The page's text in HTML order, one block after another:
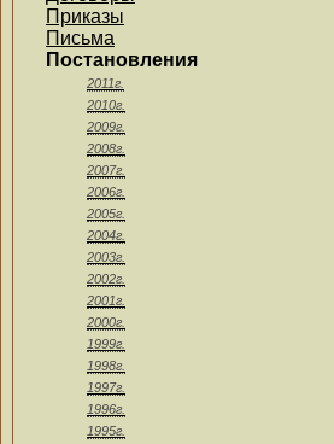
Приказы
Письма
Постановления
2011г.
2010г.
2009г.
2008г.
2007г.
2006г.
2005г.
2004г.
2003г.
2002г.
2001г.
2000г.
1999г.
1998г.
1997г.
1996г.
1995г.